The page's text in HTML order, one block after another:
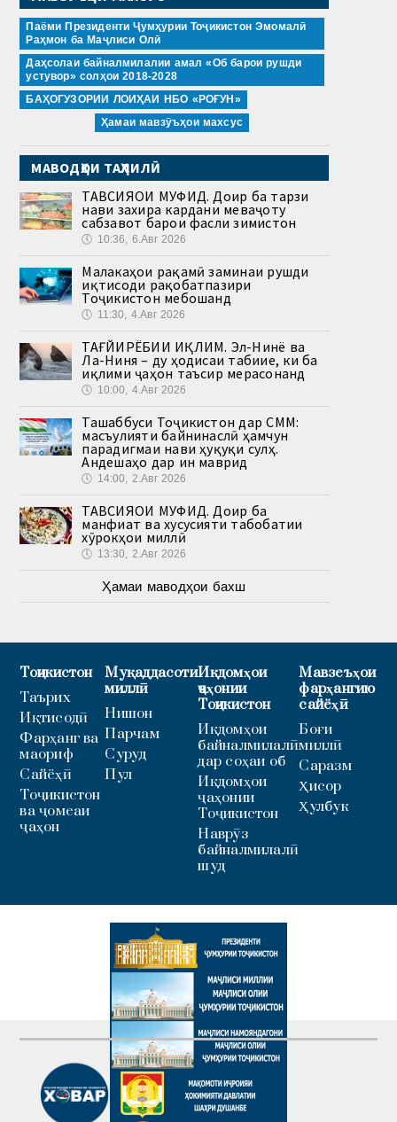
Паёми Президенти Ҷумҳурии Тоҷикистон Эмомалӣ
Раҳмон ба Маҷлиси Олӣ
Даҳсолаи байналмилалии амал «Об барои рушди
устувор» солҳои 2018-2028
БАҲОГУЗОРИИ ЛОИҲАИ НБО «РОҒУН»
Ҳамаи мавзӯъҳои махсус
МАВОДҲОИ ТАҲЛИЛӢ
ТАВСИЯҲОИ МУФИД. Доир ба тарзи
нави захира кардани меваҷоту
сабзавот барои фасли зимистон
🕔 10:36, 6.Авг 2026
Малакаҳои рақамӣ заминаи рушди
иқтисоди рақобатпазири
Тоҷикистон мебошанд
🕔 11:30, 4.Авг 2026
ТАҒЙИРЁБИИ ИҚЛИМ. Эл-Нинё ва
Ла-Ниня – ду ҳодисаи табиие, ки ба
иқлими ҷаҳон таъсир мерасонанд
🕔 10:00, 4.Авг 2026
Ташаббуси Тоҷикистон дар СММ:
масъулияти байнинаслӣ ҳамчун
парадигмаи нави ҳуқуқи сулҳ.
Андешаҳо дар ин маврид
🕔 14:00, 2.Авг 2026
ТАВСИЯҲОИ МУФИД. Доир ба
манфиат ва хусусияти табобатии
хӯрокҳои миллӣ
🕔 13:30, 2.Авг 2026
Ҳамаи маводҳои бахш
Тоҷикистон
Таърих
Иқтисодӣ
Фарҳанг ва
маориф
Сайёҳӣ
Тоҷикистон
ва ҷомеаи
ҷаҳон
Муқаддасоти
миллӣ
Нишон
Парчам
Суруд
Пул
Иқдомҳои
ҷаҳонии
Тоҷикистон
Иқдомҳои
байналмилалӣ
дар соҳаи об
Иқдомҳои
ҷаҳонии
Тоҷикистон
Наврӯз
байналмилалӣ
шуд
Мавзеъҳои
фарҳангию
сайёҳӣ
Боғи
миллӣ
Саразм
Ҳисор
Ҳулбук